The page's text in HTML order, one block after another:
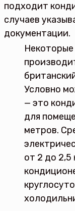
подходит
случаев
документации.
Условно
— это
для
метров.
от 2 до 2,5